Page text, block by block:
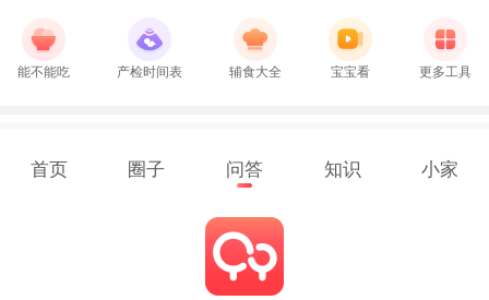
能不能吃 产检时间表 辅食大全 宝宝看 更多工具
首页 圈子 问答 知识 小家